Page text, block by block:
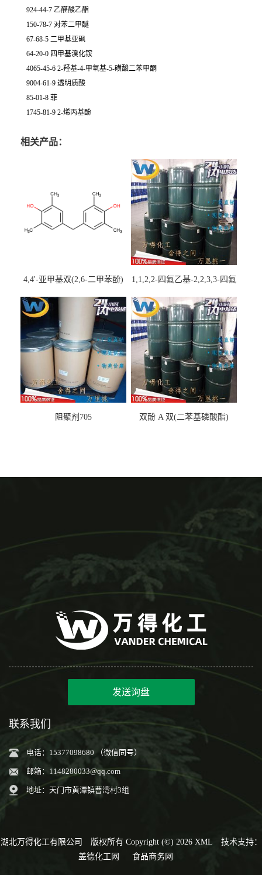
924-44-7 乙醛酸乙酯
150-78-7 对苯二甲醚
67-68-5 二甲基亚砜
64-20-0 四甲基溴化铵
4065-45-6 2-羟基-4-甲氧基-5-磺酸二苯甲酮
9004-61-9 透明质酸
85-01-8 菲
1745-81-9 2-烯丙基酚
相关产品：
4,4'-亚甲基双(2,6-二甲苯酚)
1,1,2,2-四氟乙基-2,2,3,3-四氟
阻聚剂705 双酚 A 双(二苯基磷酸酯)
发送询盘
联系我们
电话：15377098680 （微信同号）
邮箱： 1148280033@qq.com
地址：天门市黄潭镇曹湾村3组
湖北万得化工有限公司 版权所有 Copyright (©) 2026 XML
技术支持：
盖德化工网
食品商务网